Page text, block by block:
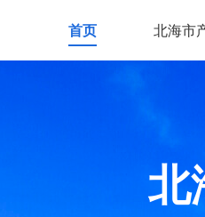
首页 北海市
北